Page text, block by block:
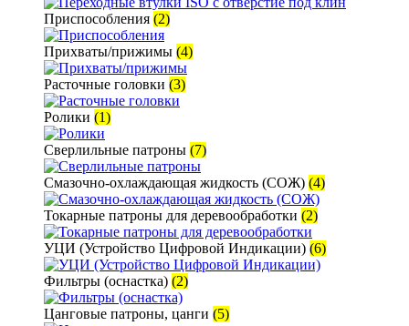
Приспособления (2)
Прихваты/прижимы (4)
Расточные головки (3)
Ролики (1)
Сверлильные патроны (7)
Смазочно-охлаждающая жидкость (СОЖ) (4)
Токарные патроны для деревообработки (2)
УЦИ (Устройство Цифровой Индикации) (6)
Фильтры (оснастка) (2)
Цанговые патроны, цанги (5)